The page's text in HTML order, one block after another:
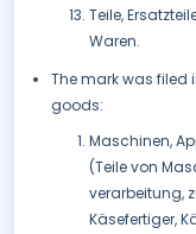
Teile,
Waren.
The mark was filed
goods:
Maschinen,
(Teile von
verarbeitung,
Käsefertiger,